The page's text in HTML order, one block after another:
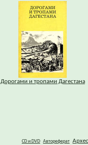
Дорогами и тропами Дагестана
CD и DVD Автореферат